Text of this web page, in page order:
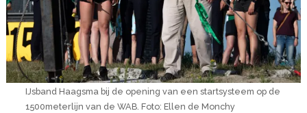
IJsband Haagsma bij de opening van een startsysteem op de
1500meterlijn van de WAB. Foto: Ellen de Monchy